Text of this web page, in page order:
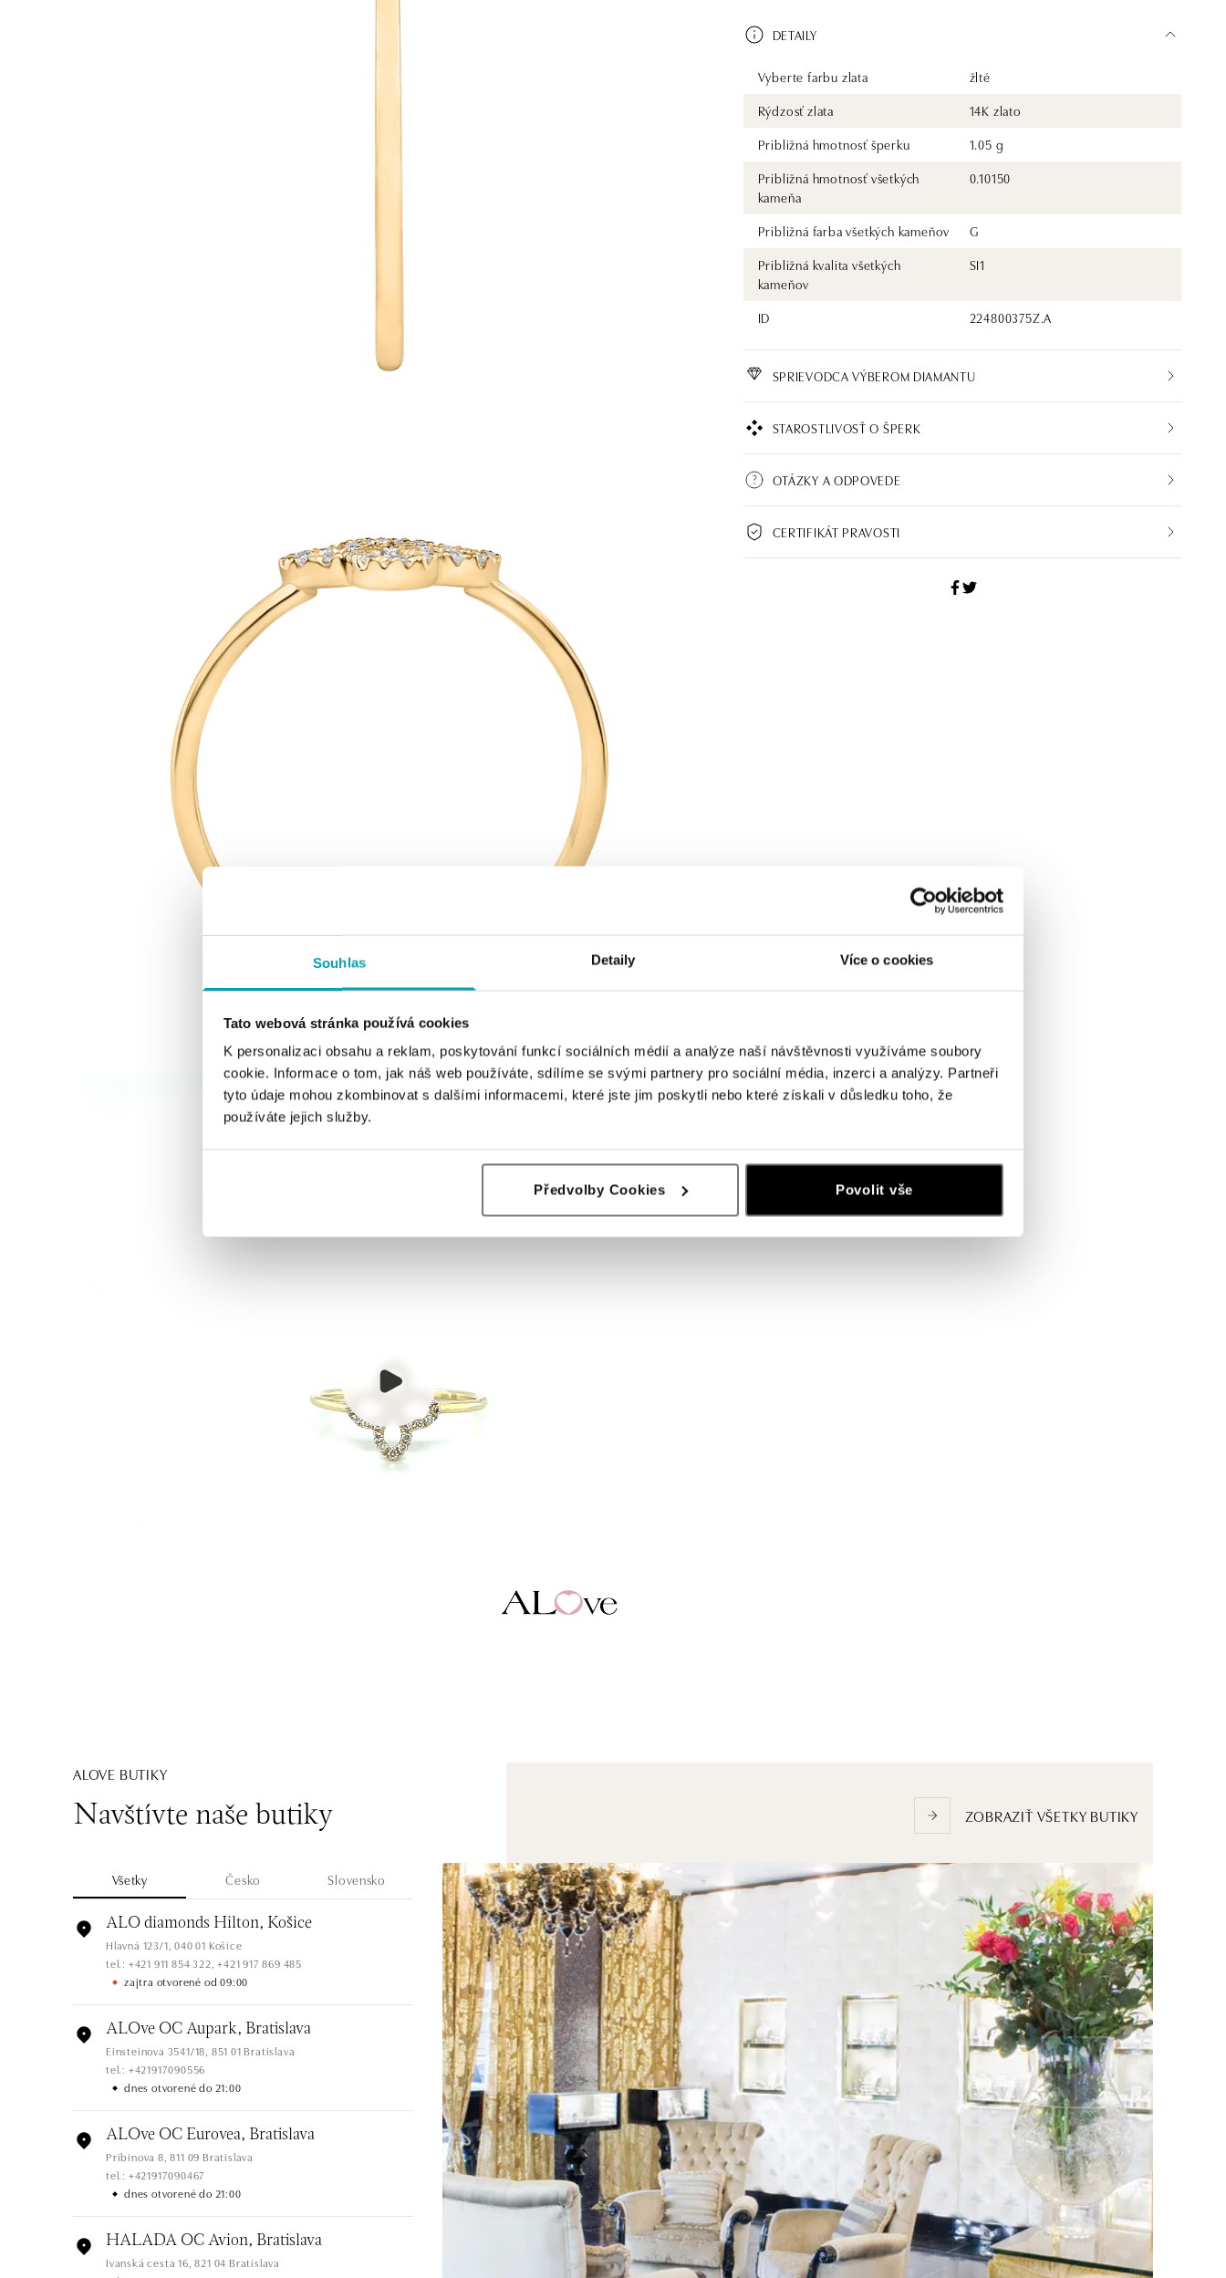
Souhlas Detaily Více o cookies
Tato webová stránka používá cookies
K personalizaci obsahu a reklam, poskytování funkcí sociálních médií a analýze naší návštěvnosti využíváme soubory
cookie. Informace o tom, jak náš web používáte, sdílíme se svými partnery pro sociální média, inzerci a analýzy. Partneři
tyto údaje mohou zkombinovat s dalšími informacemi, které jste jim poskytli nebo které získali v důsledku toho, že
používáte jejich služby.
Předvolby Cookies Povolit vše
DETAILY
Vyberte farbu zlata
žlté
Rýdzosť zlata
14K zlato
Približná hmotnosť šperku
1.05 g
Približná hmotnosť všetkých
kameňa
0.10150
Približná farba všetkých kameňov
G
Približná kvalita všetkých
kameňov
SI1
ID 224800375Z.A
SPRIEVODCA VÝBEROM DIAMANTU
STAROSTLIVOSŤ O ŠPERK
OTÁZKY A ODPOVEDE
CERTIFIKÁT PRAVOSTI
ALOVE BUTIKY
Navštívte naše butiky ZOBRAZIŤ VŠETKY BUTIKY
Všetky Česko Slovensko
ALO diamonds Hilton, Košice
Hlavná 123/1, 040 01 Košice
tel.: +421 911 854 322, +421 917 869 485
zajtra otvorené od 09:00
ALOve OC Aupark, Bratislava
Einsteinova 3541/18, 851 01 Bratislava
tel.: +421917090556
dnes otvorené do 21:00
ALOve OC Eurovea, Bratislava
Pribinova 8, 811 09 Bratislava
tel.: +421917090467
dnes otvorené do 21:00
HALADA OC Avion, Bratislava
Ivanská cesta 16, 821 04 Bratislava